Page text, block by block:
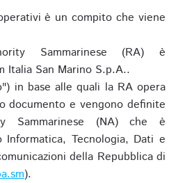
è un compito che viene
Sammarinese (RA) è
Italia San Marino S.p.A..
in base alle quali la RA opera
documento e vengono definite
Sammarinese (NA) che è
Informatica, Tecnologia, Dati e
della Repubblica di
).